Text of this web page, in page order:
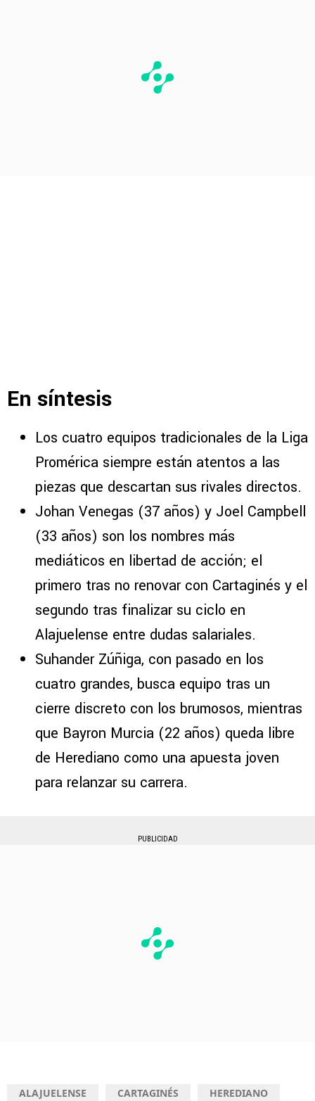
En síntesis
Los cuatro equipos tradicionales de la Liga
Promérica siempre están atentos a las
piezas que descartan sus rivales directos.
Johan Venegas (37 años) y Joel Campbell
(33 años) son los nombres más
mediáticos en libertad de acción; el
primero tras no renovar con Cartaginés y el
segundo tras finalizar su ciclo en
Alajuelense entre dudas salariales.
Suhander Zúñiga, con pasado en los
cuatro grandes, busca equipo tras un
cierre discreto con los brumosos, mientras
que Bayron Murcia (22 años) queda libre
de Herediano como una apuesta joven
para relanzar su carrera.
PUBLICIDAD
ALAJUELENSE CARTAGINÉS
HEREDIANO